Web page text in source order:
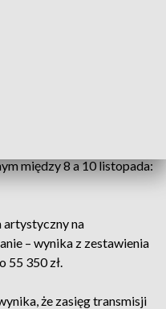
między 8 a 10 listopada:
artystyczny na
– wynika z zestawienia
55 350 zł.
że zasięg transmisji